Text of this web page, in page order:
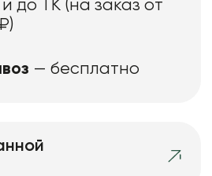
до ТК (на заказ от
— бесплатно